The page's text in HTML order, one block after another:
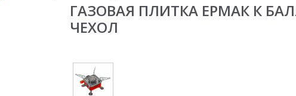
ГАЗОВАЯ ПЛИТКА ЕРМАК К
ЧЕХОЛ